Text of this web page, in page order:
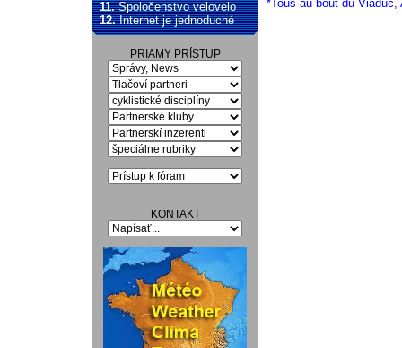
11.Spoločenstvo velovelo
12.Internet je jednoduché
PRIAMY PRÍSTUP
KONTAKT
*Tous au bout du Viaduc,